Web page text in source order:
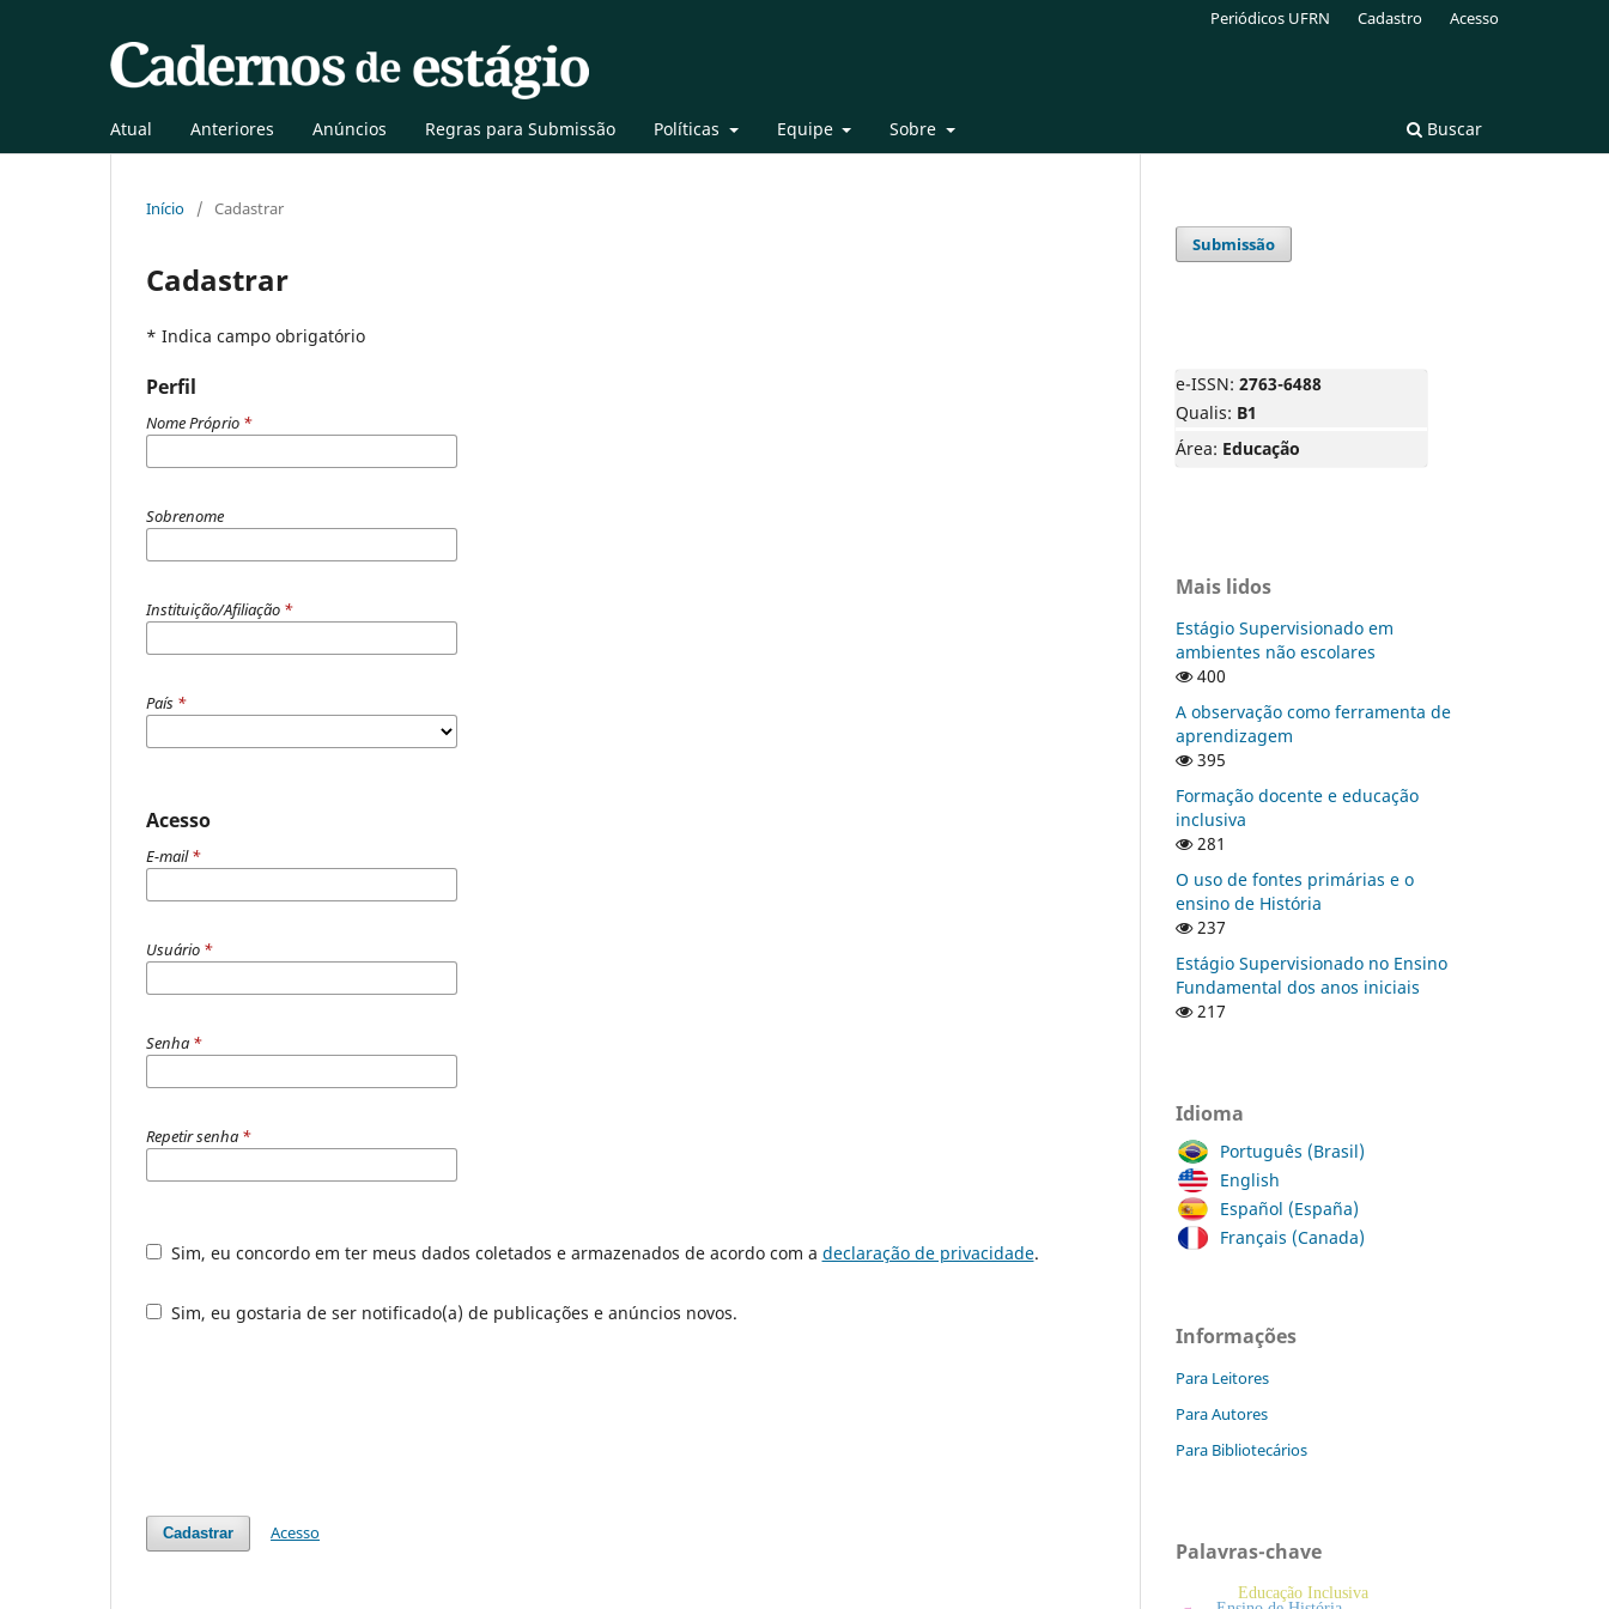
Atual Anteriores Anúncios Regras para Submissão Políticas Equipe Sobre Buscar
Periódicos UFRN Cadastro Acesso
Início / Cadastrar
Cadastrar
* Indica campo obrigatório
Perfil
Nome Próprio *
Sobrenome
Instituição/Afiliação *
País *
Acesso
E-mail*
Usuário *
Senha *
Repetir senha *
Sim, eu concordo em ter meus dados coletados e armazenados de acordo com a declaração de privacidade.
Sim, eu gostaria de ser notificado(a) de publicações e anúncios novos.
Cadastrar Acesso
Submissão
e-ISSN: 2763-6488
Qualis: B1
Área: Educação
Mais lidos
Estágio Supervisionado em
ambientes não escolares
400
A observação como ferramenta de
aprendizagem
395
Formação docente e educação
inclusiva
281
O uso de fontes primárias e o
ensino de História
237
Estágio Supervisionado no Ensino
Fundamental dos anos iniciais
217
Idioma
Português (Brasil)
English
Español (España)
Français (Canada)
Informações
Para Leitores
Para Autores
Para Bibliotecários
Palavras-chave
Educação Inclusiva